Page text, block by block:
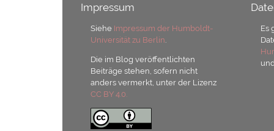
Impressum
Siehe Impressum der Humboldt-
Universität zu Berlin
Die im Blog veröffentlichten
Beiträge stehen, sofern nicht
anders vermerkt, unter der Lizenz
CC BY 4.0.
Es